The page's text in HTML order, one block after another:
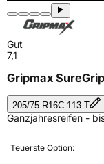
Gut
7,1
Gripmax
205/75 R16C 113 T
Ganzjahresreifen -
Teuerste Option: